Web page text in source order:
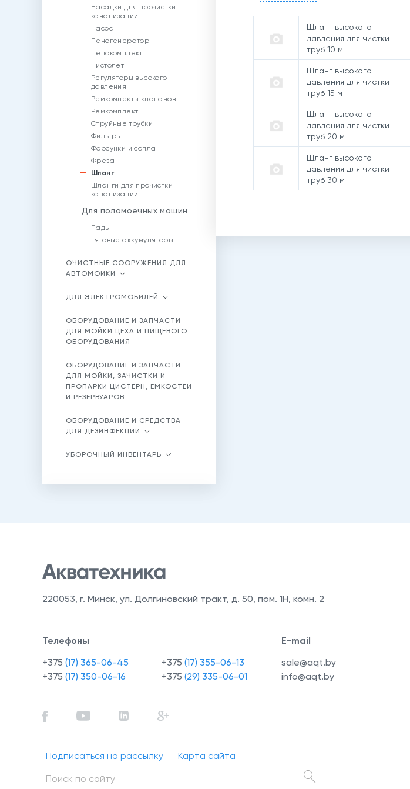
Насадки для прочистки
канализации
Насос
Пеногенератор
Пенокомплект
Пистолет
Регуляторы высокого
давления
Ремкомлекты клапанов
Ремкомплект
Струйные трубки
Фильтры
Форсунки и сопла
Фреза
Шланг
Шланги для прочистки
канализации
Для поломоечных машин
Пады
Тяговые аккумуляторы
ОЧИСТНЫЕ СООРУЖЕНИЯ ДЛЯ
АВТОМОЙКИ
ДЛЯ ЭЛЕКТРОМОБИЛЕЙ
ОБОРУДОВАНИЕ И ЗАПЧАСТИ
ДЛЯ МОЙКИ ЦЕХА И ПИЩЕВОГО
ОБОРУДОВАНИЯ
ОБОРУДОВАНИЕ И ЗАПЧАСТИ
ДЛЯ МОЙКИ, ЗАЧИСТКИ И
ПРОПАРКИ ЦИСТЕРН, ЕМКОСТЕЙ
И РЕЗЕРВУАРОВ
ОБОРУДОВАНИЕ И СРЕДСТВА
ДЛЯ ДЕЗИНФЕКЦИИ
УБОРОЧНЫЙ ИНВЕНТАРЬ
Шланг высокого
давления для чистки
труб 10 м
Шланг высокого
давления для чистки
труб 15 м
Шланг высокого
давления для чистки
труб 20 м
Шланг высокого
давления для чистки
труб 30 м
220053, г. Минск, ул. Долгиновский тракт, д. 50, пом. 1Н, комн. 2
Телефоны
+375 (17) 365-06-45
+375 (17) 350-06-16
+375 (17) 355-06-13
+375 (29) 335-06-01
E-mail
sale@aqt.by
info@aqt.by
Подписаться на рассылку Карта сайта